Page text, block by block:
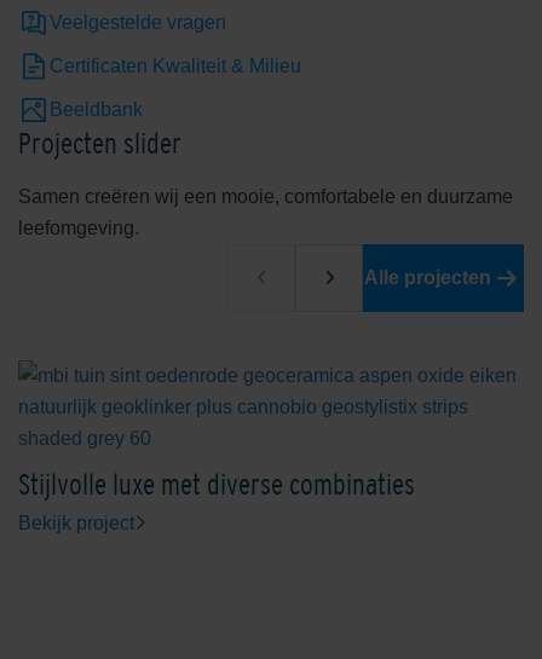
Veelgestelde vragen
Certificaten Kwaliteit & Milieu
Beeldbank
Projecten slider
Samen creëren wij een mooie, comfortabele en duurzame
leefomgeving.
Alle projecten
Stijlvolle luxe met diverse combinaties
Bekijk project